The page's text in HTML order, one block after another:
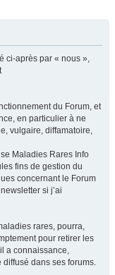
ci-après par « nous »,
du Forum, et
en particulier à ne
vulgaire, diffamatoire,
Maladies Rares Info
fins de gestion du
concernant le Forum
si j’ai
rares, pourra,
pour retirer les
a connaissance,
dans ses forums.